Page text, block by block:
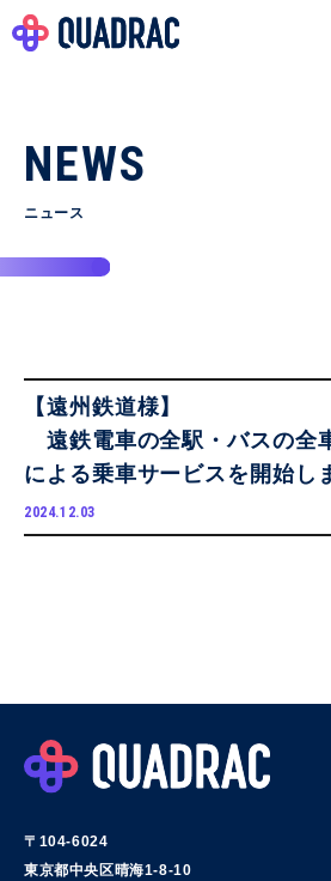
NEWS
ニュース
【遠州鉄道様】
遠鉄電車の全駅・バスの全
による乗車サービスを開始し
2024.12.03
〒104-6024
東京都中央区晴海1-8-10